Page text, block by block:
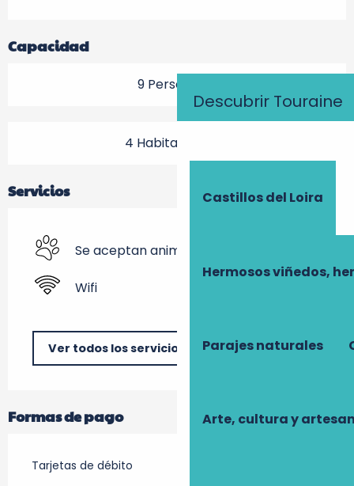
Descubrir Touraine
Castillos del Loira
Hermosos viñedos,
Parajes naturales
Arte, cultura y
Capacidad
9 Persona(s)
4 Habitación(es)
Servicios
Se aceptan animales
Wifi
Ver todos los servicios
Formas de pago
Tarjetas de débito